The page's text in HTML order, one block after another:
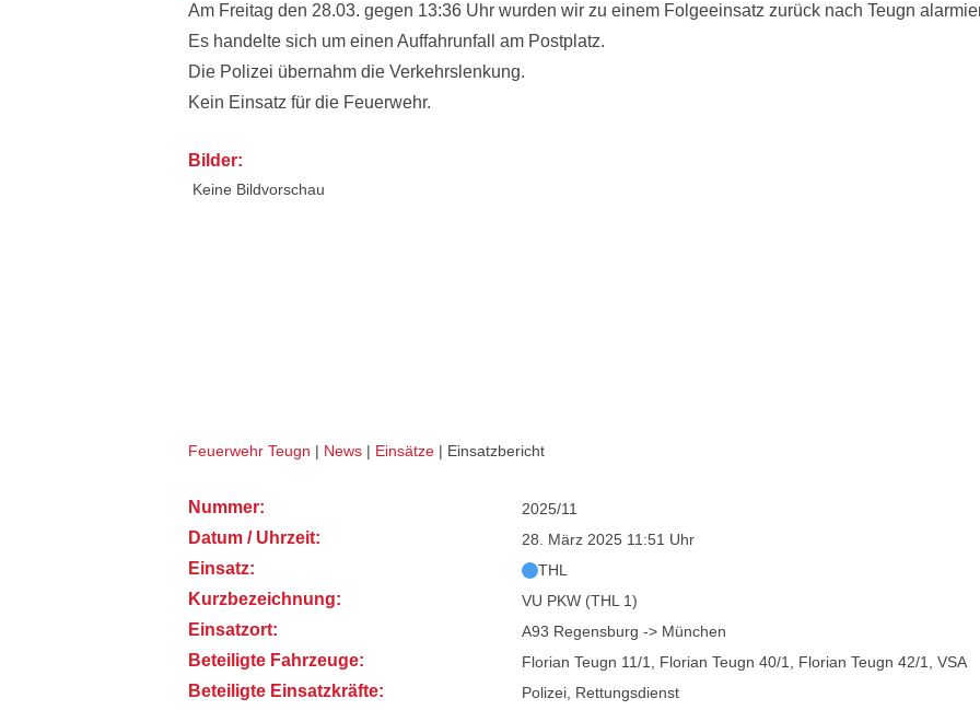
Am Freitag den 28.03. gegen 13:36 Uhr wurden wir zu einem Folgeeinsatz zurück nach Teugn
Es handelte sich um einen Auffahrunfall am Postplatz.
Die Polizei übernahm die Verkehrslenkung.
Kein Einsatz für die Feuerwehr.
Bilder:
Keine Bildvorschau
Feuerwehr Teugn | News | Einsätze | Einsatzbericht
Nummer: 2025/11
Datum / Uhrzeit: 28. März 2025 11:51 Uhr
Einsatz: THL
Kurzbezeichnung: VU PKW (THL 1)
Einsatzort: A93 Regensburg -> München
Beteiligte Fahrzeuge: Florian Teugn 11/1, Florian Teugn 40/1, Florian Teugn 42/1, VSA
Beteiligte Einsatzkräfte: Polizei, Rettungsdienst